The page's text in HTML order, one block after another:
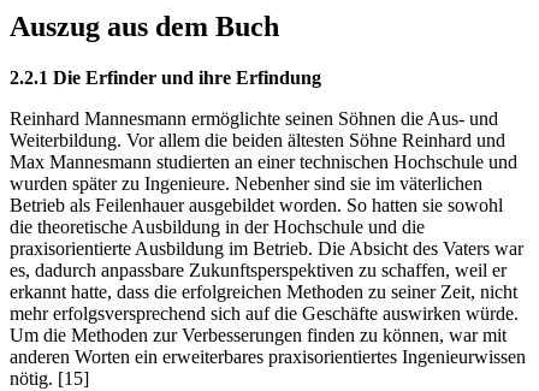
Auszug aus dem Buch
2.2.1 Die Erfinder und ihre Erfindung
Reinhard Mannesmann ermöglichte seinen Söhnen die Aus- und
Weiterbildung. Vor allem die beiden ältesten Söhne Reinhard und
Max Mannesmann studierten an einer technischen Hochschule und
wurden später zu Ingenieure. Nebenher sind sie im väterlichen
Betrieb als Feilenhauer ausgebildet worden. So hatten sie sowohl
die theoretische Ausbildung in der Hochschule und die
praxisorientierte Ausbildung im Betrieb. Die Absicht des Vaters war
es, dadurch anpassbare Zukunftsperspektiven zu schaffen, weil er
erkannt hatte, dass die erfolgreichen Methoden zu seiner Zeit, nicht
mehr erfolgsversprechend sich auf die Geschäfte auswirken würde.
Um die Methoden zur Verbesserungen finden zu können, war mit
anderen Worten ein erweiterbares praxisorientiertes Ingenieurwissen
nötig. [15]